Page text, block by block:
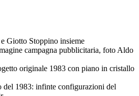
Giotto Stoppino insieme
campagna pubblicitaria, foto Aldo
originale 1983 con piano in cristallo
del 1983: infinte configurazioni del